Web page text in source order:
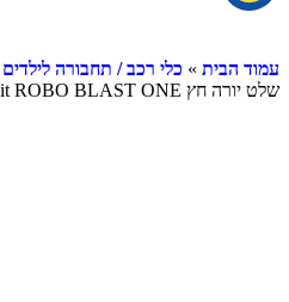
עמוד הבית » כלי רכב / תחבורה לילדים
שלט יורה חץ Silverlit ROBO BLAST ONE לבן